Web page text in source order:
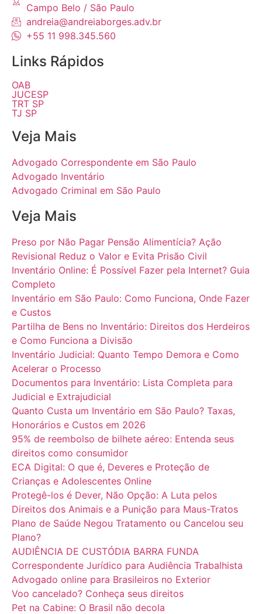
Campo Belo / São Paulo
andreia@andreiaborges.adv.br
+55 11 998.345.560
Links Rápidos
OAB
JUCESP
TRT SP
TJ SP
Veja Mais
Advogado Correspondente em São Paulo
Advogado Inventário
Advogado Criminal em São Paulo
Veja Mais
Preso por Não Pagar Pensão Alimentícia? Ação
Revisional Reduz o Valor e Evita Prisão Civil
Inventário Online: É Possível Fazer pela Internet? Guia
Completo
Inventário em São Paulo: Como Funciona, Onde Fazer
e Custos
Partilha de Bens no Inventário: Direitos dos Herdeiros
e Como Funciona a Divisão
Inventário Judicial: Quanto Tempo Demora e Como
Acelerar o Processo
Documentos para Inventário: Lista Completa para
Judicial e Extrajudicial
Quanto Custa um Inventário em São Paulo? Taxas,
Honorários e Custos em 2026
95% de reembolso de bilhete aéreo: Entenda seus
direitos como consumidor
ECA Digital: O que é, Deveres e Proteção de
Crianças e Adolescentes Online
Protegê-los é Dever, Não Opção: A Luta pelos
Direitos dos Animais e a Punição para Maus-Tratos
Plano de Saúde Negou Tratamento ou Cancelou seu
Plano?
AUDIÊNCIA DE CUSTÓDIA BARRA FUNDA
Correspondente Jurídico para Audiência Trabalhista
Advogado online para Brasileiros no Exterior
Voo cancelado? Conheça seus direitos
Pet na Cabine: O Brasil não decola